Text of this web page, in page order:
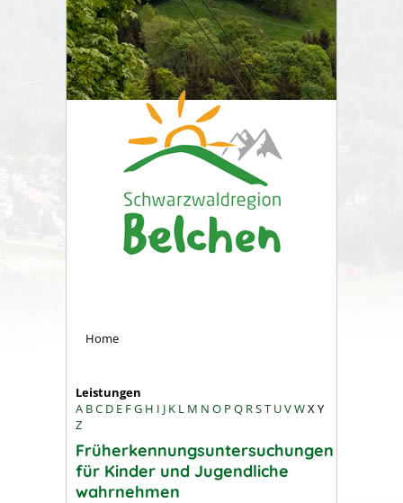
Home
Leistungen
A BC D E FG H I J K L M N O P Q RST UVWXY
Z
Früherkennungsuntersuchungen
für Kinder und Jugendliche
wahrnehmen